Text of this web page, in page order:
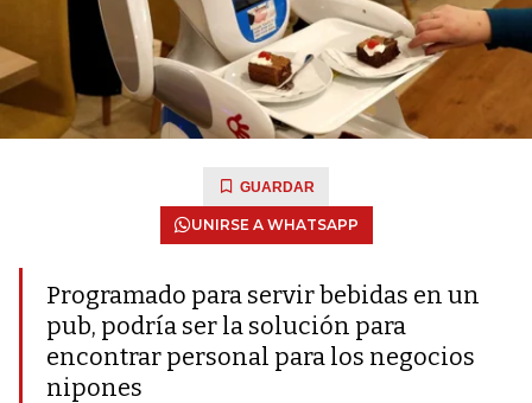
GUARDAR
UNIRSE A WHATSAPP
Programado para servir bebidas en un
pub, podría ser la solución para
encontrar personal para los negocios
nipones